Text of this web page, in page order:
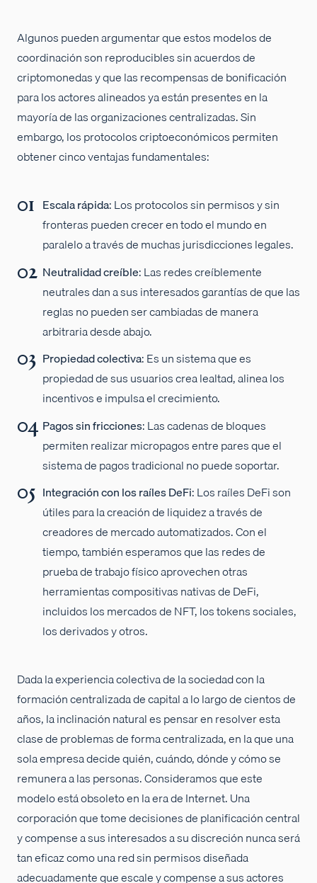
Algunos pueden argumentar que estos modelos de
coordinación son reproducibles sin acuerdos de
criptomonedas y que las recompensas de bonificación
para los actores alineados ya están presentes en la
mayoría de las organizaciones centralizadas. Sin
embargo, los protocolos criptoeconómicos permiten
obtener cinco ventajas fundamentales:
Escala rápida: Los protocolos sin permisos y sin
fronteras pueden crecer en todo el mundo en
paralelo a través de muchas jurisdicciones legales.
Neutralidad creíble: Las redes creíblemente
neutrales dan a sus interesados garantías de que las
reglas no pueden ser cambiadas de manera
arbitraria desde abajo.
Propiedad colectiva: Es un sistema que es
propiedad de sus usuarios crea lealtad, alinea los
incentivos e impulsa el crecimiento.
Pagos sin fricciones: Las cadenas de bloques
permiten realizar micropagos entre pares que el
sistema de pagos tradicional no puede soportar.
Integración con los raíles DeFi: Los raíles DeFi son
útiles para la creación de liquidez a través de
creadores de mercado automatizados. Con el
tiempo, también esperamos que las redes de
prueba de trabajo físico aprovechen otras
herramientas compositivas nativas de DeFi,
incluidos los mercados de NFT, los tokens sociales,
los derivados y otros.
Dada la experiencia colectiva de la sociedad con la
formación centralizada de capital a lo largo de cientos de
años, la inclinación natural es pensar en resolver esta
clase de problemas de forma centralizada, en la que una
sola empresa decide quién, cuándo, dónde y cómo se
remunera a las personas. Consideramos que este
modelo está obsoleto en la era de Internet. Una
corporación que tome decisiones de planificación central
y compense a sus interesados a su discreción nunca será
tan eficaz como una red sin permisos diseñada
adecuadamente que escale y compense a sus actores